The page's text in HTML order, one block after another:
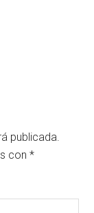
publicada.
con*